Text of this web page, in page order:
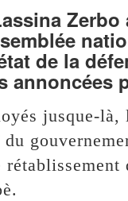
de la
annoncées
jusque-